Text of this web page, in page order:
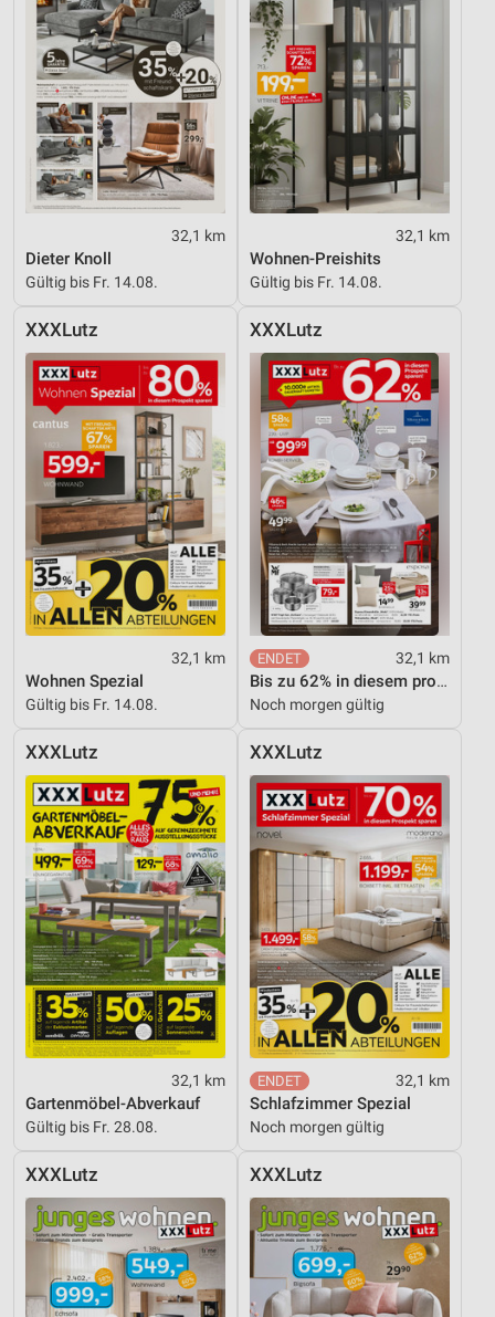
32,1 km
Dieter Knoll
Gültig bis Fr. 14.08.
32,1 km
Wohnen-Preishits
Gültig bis Fr. 14.08.
XXXLutz
32,1 km
Wohnen Spezial
Gültig bis Fr. 14.08.
XXXLutz
32,1 km
Bis zu 62% in diesem prospekt
Noch morgen gültig
XXXLutz
32,1 km
Gartenmöbel-Abverkauf
Gültig bis Fr. 28.08.
XXXLutz
32,1 km
Schlafzimmer Spezial
Noch morgen gültig
XXXLutz XXXLutz